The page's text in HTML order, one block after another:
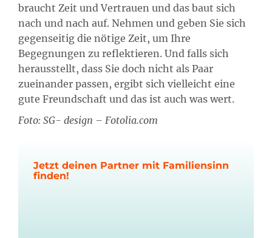
braucht Zeit und Vertrauen und das baut sich
nach und nach auf. Nehmen und geben Sie sich
gegenseitig die nötige Zeit, um Ihre
Begegnungen zu reflektieren. Und falls sich
herausstellt, dass Sie doch nicht als Paar
zueinander passen, ergibt sich vielleicht eine
gute Freundschaft und das ist auch was wert.
Foto: SG- design – Fotolia.com
Jetzt deinen Partner mit Familiensinn
finden!